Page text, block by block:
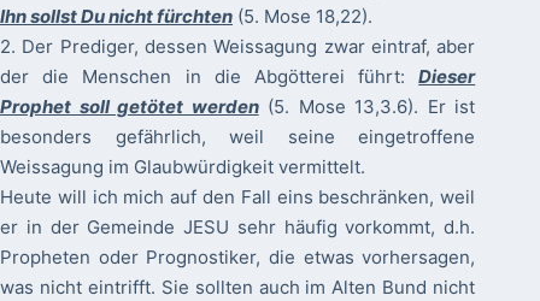
Ihn sollst Du nicht fürchten (5. Mose 18,22).
2. Der Prediger, dessen Weissagung zwar eintraf, aber
der die Menschen in die Abgötterei führt:Dieser
Prophet soll getötet werden(5. Mose 13,3.6). Er ist
besonders gefährlich, weil seine eingetroffene
Weissagung im Glaubwürdigkeit vermittelt.
Heute will ich mich auf den Fall eins beschränken, weil
er in der Gemeinde JESU sehr häufig vorkommt, d.h.
Propheten oder Prognostiker, die etwas vorhersagen,
was nicht eintrifft. Sie sollten auch im Alten Bund nicht